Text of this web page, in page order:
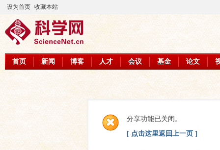
设为首页 收藏本站
首页 新闻 博客 人才 会议 基金 论文
分享功能已关闭。
[ 点击这里返回上一页 ]